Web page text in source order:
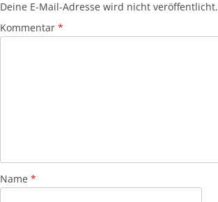
Deine E-Mail-Adresse wird nicht veröffentlicht.
Kommentar *
Name *